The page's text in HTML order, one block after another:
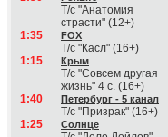
Т/с "Анатомия
страсти" (12+)
1:35
FOX
Т/с "Касл" (16+)
1:15
Крым
Т/с "Совсем другая
жизнь" 4 с. (16+)
1:40
Петербург - 5 канал
Т/с "Призрак" (16+)
1:25
Солнце